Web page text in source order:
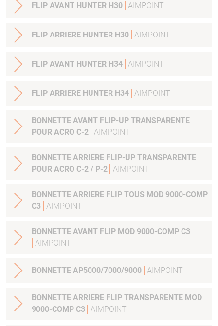
FLIP AVANT HUNTER H30 AIMPOINT
FLIP ARRIERE HUNTER H30 AIMPOINT
FLIP AVANT HUNTER H34 AIMPOINT
FLIP ARRIERE HUNTER H34 AIMPOINT
BONNETTE AVANT FLIP-UP TRANSPARENTE
POUR ACRO C-2 AIMPOINT
BONNETTE ARRIERE FLIP-UP TRANSPARENTE
POUR ACRO C-2 / P-2 AIMPOINT
BONNETTE ARRIERE FLIP TOUS MOD 9000-COMP
C3
AIMPOINT
BONNETTE AVANT FLIP MOD 9000-COMP C3
AIMPOINT
BONNETTE AP5000/7000/9000 AIMPOINT
BONNETTE ARRIERE FLIP TRANSPARENTE MOD
9000-COMP C3
AIMPOINT